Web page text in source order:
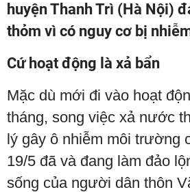
huyện Thanh Trì (Hà Nội)
thỏm vì có nguy cơ bị
Cứ hoạt động là xả bẩn
Mặc dù mới đi vào hoạt
tháng, song việc xả nước
lý gây ô nhiễm môi trường
19/5 đã và đang làm đảo
sống của người dân thôn